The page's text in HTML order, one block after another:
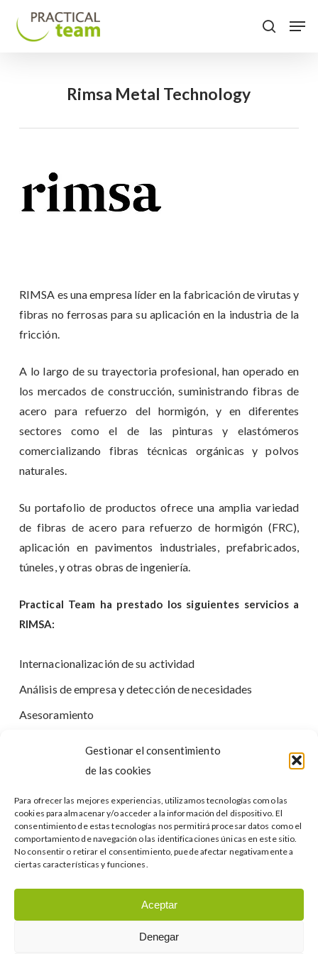
Gestionar el consentimiento
de las cookies
Para ofrecer las mejores experiencias, utilizamos tecnologías como las
cookies para almacenar y/o acceder a la información del dispositivo. El
consentimiento de estas tecnologías nos permitirá procesar datos como el
comportamiento de navegación o las identificaciones únicas en este sitio.
No consentir o retirar el consentimiento, puede afectar negativamente a
ciertas características y funciones.
Aceptar
Denegar
search
Rimsa Metal Technology
RIMSA es una empresa líder en la fabricación de virutas y
fibras no ferrosas para su aplicación en la industria de la
fricción.
A lo largo de su trayectoria profesional, han operado en
los mercados de construcción, suministrando fibras de
acero para refuerzo del hormigón, y en diferentes
sectores como el de las pinturas y elastómeros
comercializando fibras técnicas orgánicas y polvos
naturales.
Su portafolio de productos ofrece una amplia variedad
de fibras de acero para refuerzo de hormigón (FRC),
aplicación en pavimentos industriales, prefabricados,
túneles, y otras obras de ingeniería.
Practical Team ha prestado los siguientes servicios a
RIMSA:
Internacionalización de su actividad
Análisis de empresa y detección de necesidades
Asesoramiento
Exportación a tiempo parcial o mediante participación
en los resultados
Estructuración de procesos